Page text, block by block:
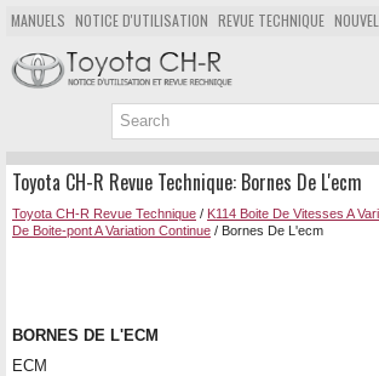
MANUELS NOTICE D'UTILISATION REVUE TECHNIQUE
POPULAIRE
PLAN DU SITE CHERCHER
Toyota CH-R Revue Technique: Bornes De L'ecm
Toyota CH-R Revue Technique / K114 Boite De Vitesses A
De Boite-pont A Variation Continue / Bornes De L'ecm
BORNES DE L'ECM
ECM